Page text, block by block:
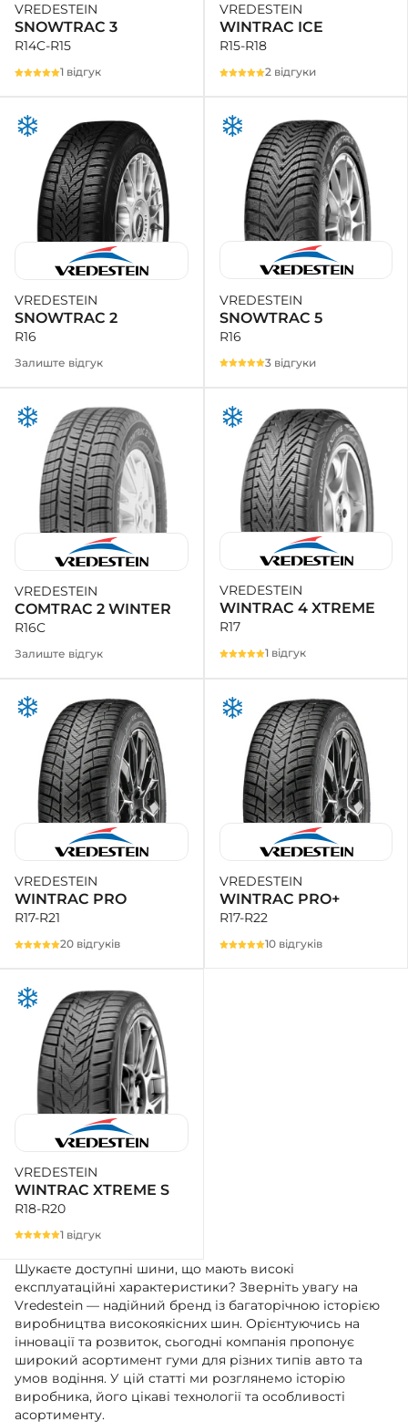
VREDESTEIN
SNOWTRAC 3
R14C-R15
1 відгук
VREDESTEIN
WINTRAC ICE
R15-R18
2 відгуки
VREDESTEIN
SNOWTRAC 2
R16
Залиште відгук
VREDESTEIN
SNOWTRAC 5
R16
3 відгуки
VREDESTEIN
COMTRAC 2 WINTER
R16C
Залиште відгук
VREDESTEIN
WINTRAC 4 XTREME
R17
1 відгук
VREDESTEIN
WINTRAC PRO
R17-R21
20 відгуків
VREDESTEIN
WINTRAC PRO+
R17-R22
10 відгуків
VREDESTEIN
WINTRAC XTREME S
R18-R20
1 відгук
Шукаєте доступні шини, що мають високі
експлуатаційні характеристики? Зверніть увагу на
Vredestein — надійний бренд із багаторічною історією
виробництва високоякісних шин. Орієнтуючись на
інновації та розвиток, сьогодні компанія пропонує
широкий асортимент гуми для різних типів авто та
умов водіння. У цій статті ми розглянемо історію
виробника, його цікаві технології та особливості
асортименту.